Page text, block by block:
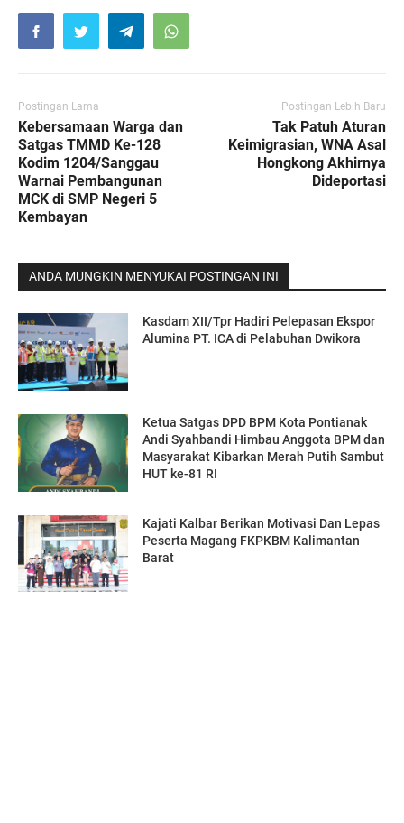
Postingan Lama
Kebersamaan Warga dan
Satgas TMMD Ke-128
Kodim 1204/Sanggau
Warnai Pembangunan
MCK di SMP Negeri 5
Kembayan
Postingan Lebih Baru
Tak Patuh Aturan
Keimigrasian, WNA Asal
Hongkong Akhirnya
Dideportasi
ANDA MUNGKIN MENYUKAI POSTINGAN INI
Kasdam XII/Tpr Hadiri Pelepasan Ekspor
Alumina PT. ICA di Pelabuhan Dwikora
Ketua Satgas DPD BPM Kota Pontianak
Andi Syahbandi Himbau Anggota BPM dan
Masyarakat Kibarkan Merah Putih Sambut
HUT ke-81 RI
Kajati Kalbar Berikan Motivasi Dan Lepas
Peserta Magang FKPKBM Kalimantan
Barat